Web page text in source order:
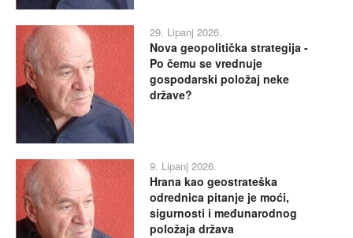
29. Lipanj 2026.
Nova geopolitička strategija -
Po čemu se vrednuje
gospodarski položaj neke
države?
9. Lipanj 2026.
Hrana kao geostrateška
odrednica pitanje je moći,
sigurnosti i međunarodnog
položaja država